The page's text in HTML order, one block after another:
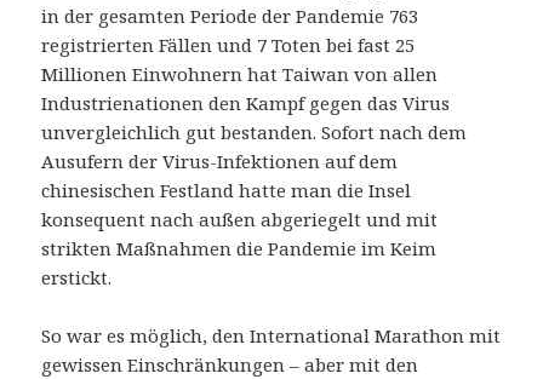
in der gesamten Periode der Pandemie 763
registrierten Fällen und 7 Toten bei fast 25
Millionen Einwohnern hat Taiwan von allen
Industrienationen den Kampf gegen das Virus
unvergleichlich gut bestanden. Sofort nach dem
Ausufern der Virus-Infektionen auf dem
chinesischen Festland hatte man die Insel
konsequent nach außen abgeriegelt und mit
strikten Maßnahmen die Pandemie im Keim
erstickt.
So war es möglich, den International Marathon mit
gewissen Einschränkungen – aber mit den